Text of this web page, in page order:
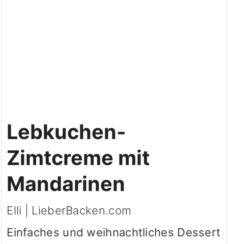
Lebkuchen-
Zimtcreme mit
Mandarinen
Elli | LieberBacken.com
Einfaches und weihnachtliches Dessert